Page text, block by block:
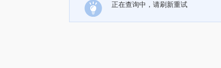
正在查询中，请刷新重试